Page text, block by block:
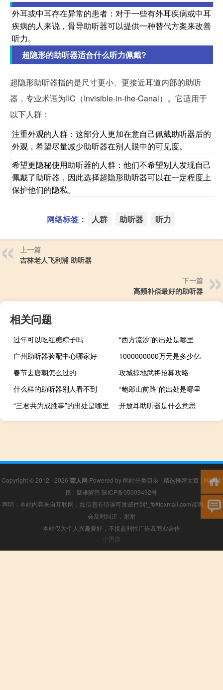
外耳或中耳存在异常的患者：对于一些有外耳疾病或中耳
疾病的人来说，骨导助听器可以提供一种替代方案来改善
听力。
超隐形的助听器适合什么听力佩戴?
超隐形助听器指的是尺寸更小、更接近耳道内部的助听
器，专业术语为IIC（Invisible-in-the-Canal）。它适用于
以下人群：
注重外观的人群：这部分人更加在意自己佩戴助听器后的
外观，希望尽量减少助听器在别人眼中的可见度。
希望更隐秘使用助听器的人群：他们不希望别人发现自己
佩戴了助听器，因此选择超隐形助听器可以在一定程度上
保护他们的隐私。
网络标签： 人群 助听器 听力
上一篇
吉林老人飞利浦 助听器
下一篇
高频补偿最好的助听器
相关问题
过年可以吃红糖粽子吗
“西方流沙”的出处是哪里
广州助听器验配中心哪家好
1000000000万元是多少亿
春节去唐朝怎么过的
攻城掠地武将招募攻略
什么样的助听器别人看不到
“鲍郎山前路”的出处是哪里
“三君共为成胜事”的出处是哪里
开放耳助听器是什么意思
Copyright © 2012 - 2026 聋人网 Powered by 网站分类目录 | 精选推荐文章 | 网站地
图 | 疑难解答 陕ICP备05009492号
声明：本站内容来自互联网，如信息有错误可发邮件到f_fb#foxmail.com说明，我们
会及时纠正，谢谢
本站仅为个人兴趣爱好，不接盈利性广告及商业合作
小男孩